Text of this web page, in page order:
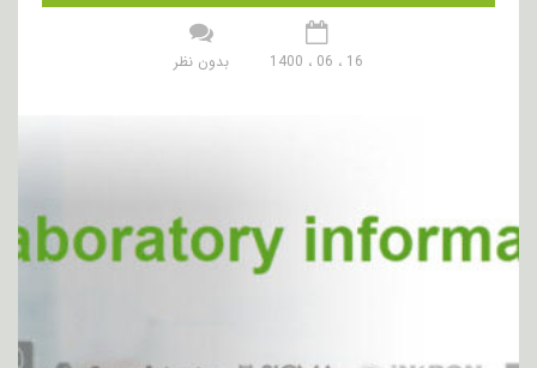
16 ، 06 ، 1400 بدون نظر